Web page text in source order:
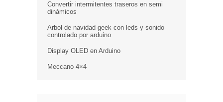
Convertir intermitentes traseros en semi
dinámicos
Arbol de navidad geek con leds y sonido
controlado por arduino
Display OLED en Arduino
Meccano 4×4